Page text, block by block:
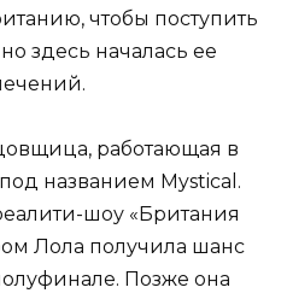
чтобы поступить
здесь началась ее
работающая в
названием Mystical.
шоу «Британия
Лола получила шанс
Позже она